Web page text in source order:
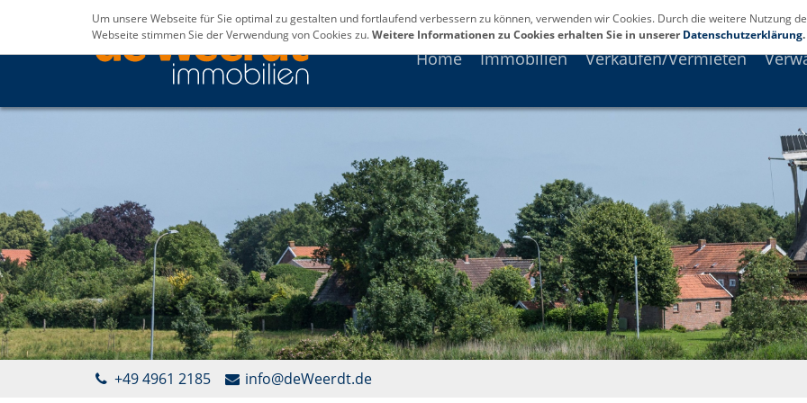
Home Immobilien Verkaufen/Vermieten
+49 4961 2185 info@deWeerdt.de
Um unsere Webseite für Sie optimal zu gestalten und fortlaufend verbessern zu können, verwenden wir Cookies. Durch die weitere Nutzung
Webseite stimmen Sie der Verwendung von Cookies zu.Weitere Informationen zu Cookies erhalten Sie in unsererDatenschutzerklärung.